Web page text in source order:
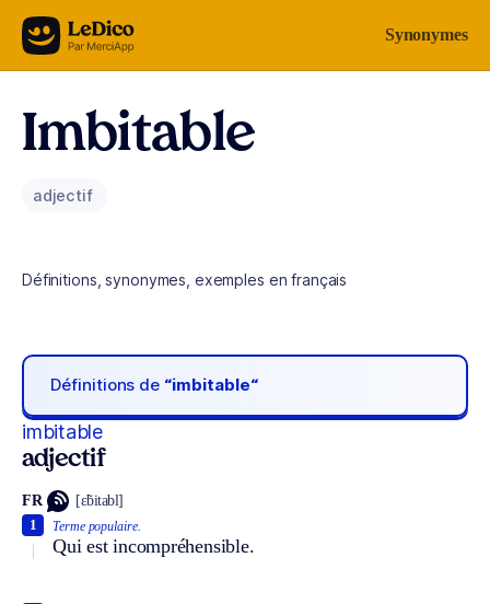
Aller au contenu Synonymes
Imbitable
adjectif
Définitions, synonymes, exemples en français
Définitions de “imbitable“
imbitable
adjectif
FR [ɛ̃bitabl]
Terme populaire.
Qui est incompréhensible.
1